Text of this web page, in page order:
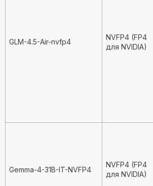
GLM-4.5-Air-nvfp4
NVFP4 (FP4
для NVIDIA)
Gemma-4-31B-IT-NVFP4
NVFP4 (FP4
для NVIDIA)